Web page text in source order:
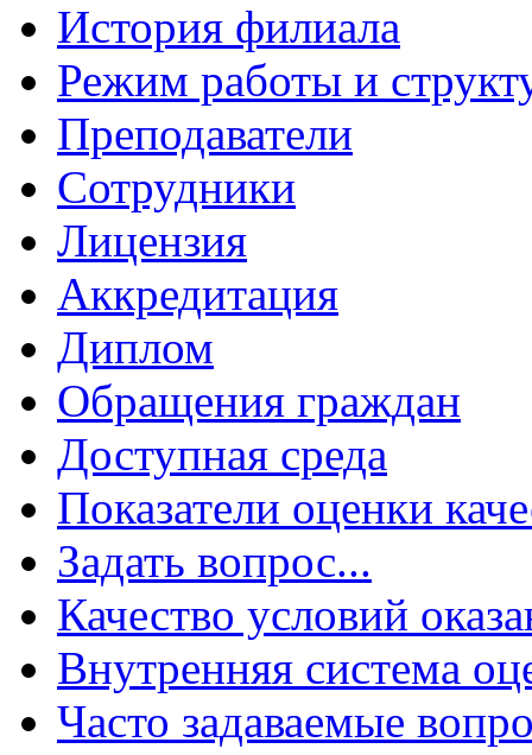
История филиала
Режим работы и
Преподаватели
Сотрудники
Лицензия
Аккредитация
Диплом
Обращения граждан
Доступная среда
Показатели оценки
Задать вопрос...
Качество условий
Внутренняя система
Часто задаваемые